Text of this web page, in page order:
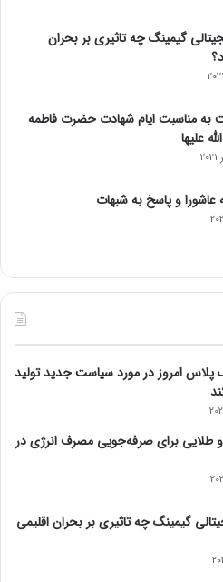
گیمینگ چه تاثیری بر بحران
به مناسبت ایام شهادت حضرت فاطمه
علیها
عاشورا و پاسخ به شبهات
پلاس امروز در مورد سیاست جدید تولید
طلایی برای صرفه‌جویی مصرف انرژی در
گیمینگ چه تاثیری بر بحران اقلیمی